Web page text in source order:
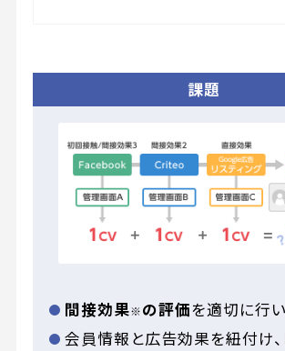
課題
間接効果※の評価を適切に行
会員情報と広告効果を紐付け、